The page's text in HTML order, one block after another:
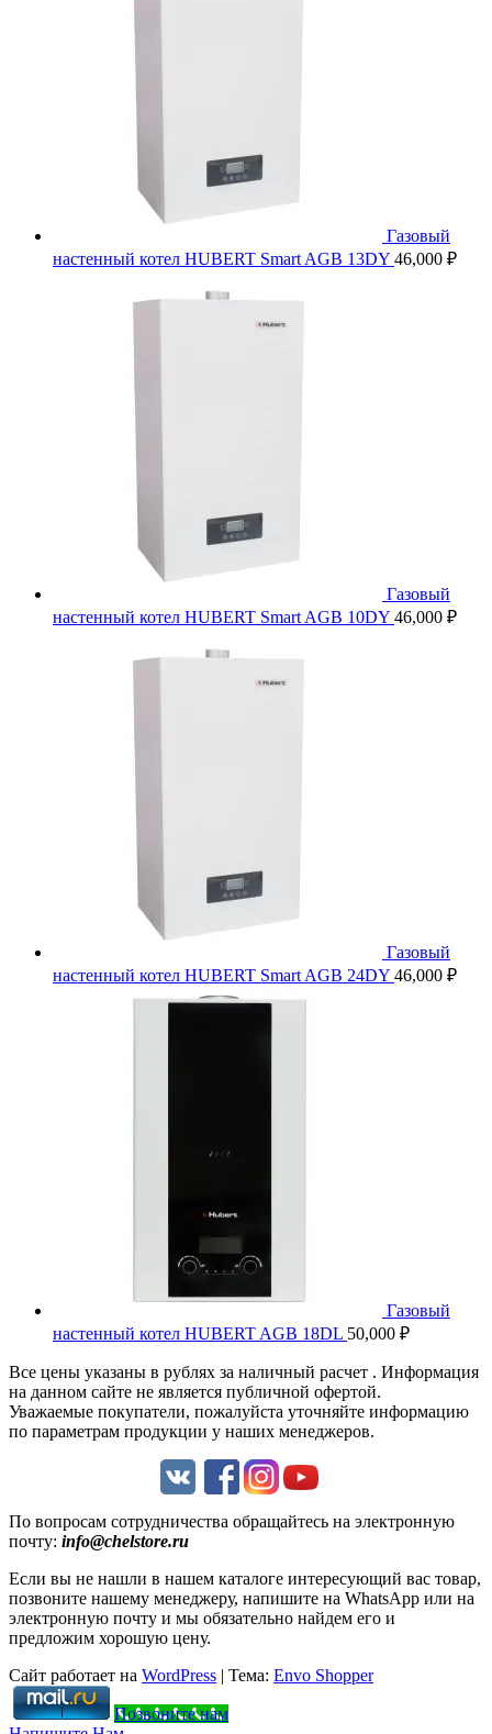
Газовый
настенный котел HUBERT Smart AGB 13DY 46,000 ₽
Газовый
настенный котел HUBERT Smart AGB 10DY 46,000 ₽
Газовый
настенный котел HUBERT Smart AGB 24DY 46,000 ₽
Газовый
настенный котел HUBERT AGB 18DL 50,000 ₽
Все цены указаны в рублях за наличный расчет . Информация
на данном сайте не является публичной офертой.
Уважаемые покупатели, пожалуйста уточняйте информацию
по параметрам продукции у наших менеджеров.
По вопросам сотрудничества обращайтесь на электронную
почту: info@chelstore.ru
Если вы не нашли в нашем каталоге интересующий вас товар,
позвоните нашему менеджеру, напишите на WhatsApp или на
электронную почту и мы обязательно найдем его и
предложим хорошую цену.
Сайт работает на WordPress | Тема: Envo Shopper
Позвоните нам